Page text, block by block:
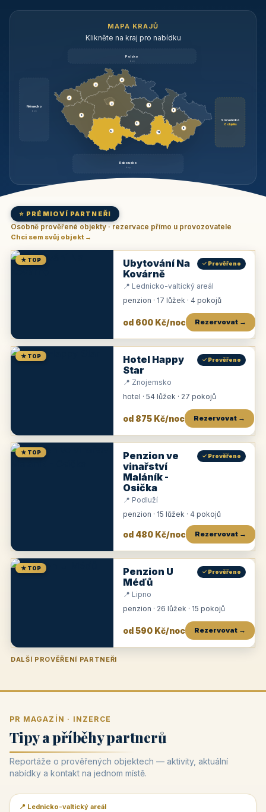
MAPA KRAJŮ
Klikněte na kraj pro nabídku
Polsko
brzy
Německo
brzy
Slovensko
6 objektů
Rakousko
brzy
3
9
3
3
3
3
1
2
11
1
6
⭐ PRÉMIOVÍ PARTNEŘI
Osobně prověřené objekty · rezervace přímo u provozovatele
Chci sem svůj objekt →
★ TOP
Ubytování Na
Kovárně
✓ Prověřeno
📍 Lednicko-valtický areál
penzion · 17 lůžek · 4 pokojů
od 600 Kč/noc Rezervovat →
★ TOP
Hotel Happy
Star
✓ Prověřeno
📍 Znojemsko
hotel · 54 lůžek · 27 pokojů
od 875 Kč/noc Rezervovat →
★ TOP
Penzion ve
vinařství
Maláník -
Osička
✓ Prověřeno
📍 Podluží
penzion · 15 lůžek · 4 pokojů
od 480 Kč/noc Rezervovat →
★ TOP
Penzion U
Méďů
✓ Prověřeno
📍 Lipno
penzion · 26 lůžek · 15 pokojů
od 590 Kč/noc Rezervovat →
DALŠÍ PROVĚŘENÍ PARTNEŘI
Penzion U Zámku Pension Faber
PR MAGAZÍN · INZERCE
Tipy a příběhy partnerů
Reportáže o prověřených objektech — aktivity, aktuální
nabídky a kontakt na jednom místě.
📰 PR článek
📍 Lednicko-valtický areál